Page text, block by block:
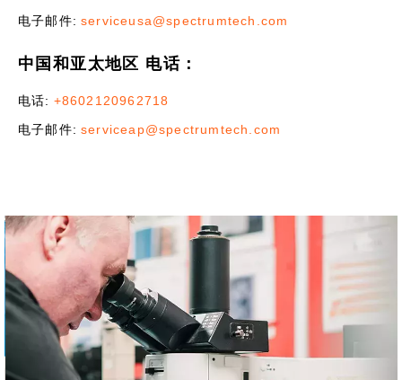
电子邮件: serviceusa@spectrumtech.com
中国和亚太地区 电话：
电话: +8602120962718
电子邮件: serviceap@spectrumtech.com